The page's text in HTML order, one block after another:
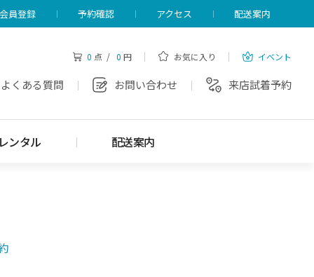
員登録 予約確認 アクセス 配送案内
0 点 / 0 円 お気に入り イベント
よくある質問 お問い合わせ 来店試着予約
ンタル 配送案内